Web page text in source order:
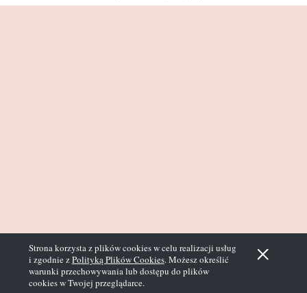
Strona korzysta z plików cookies w celu realizacji usług
i zgodnie zPolityką Plików Cookies. Możesz określić
warunki przechowywania lub dostępu do plików
cookies w Twojej przeglądarce.